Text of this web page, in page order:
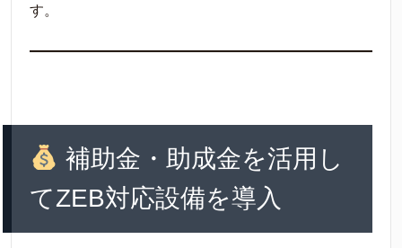
す。
補助金・助成金を活用し
てZEB対応設備を導入